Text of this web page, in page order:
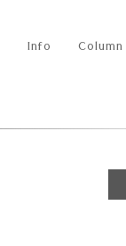
Info Column